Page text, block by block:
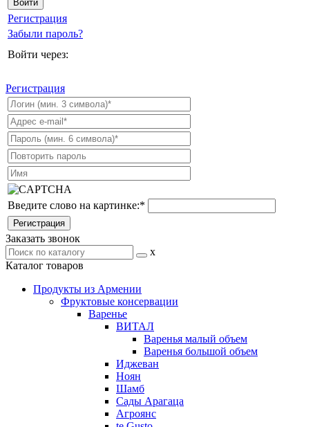
Регистрация
Забыли пароль?
Войти через:
Регистрация
Введите слово на картинке:*
Заказать звонок
x
Каталог товаров
Продукты из Армении
Фруктовые консервации
Варенье
ВИТАЛ
Варенья малый объем
Варенья большой объем
Иджеван
Ноян
Шамб
Сады Арагаца
Агроянс